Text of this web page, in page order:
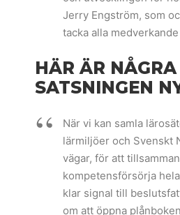
Jerry Engström, som
tacka alla
HÄR ÄR
SATSNINGEN
När vi kan samla
lärmiljöer och Svenskt
vägar, för att
kompetensförsörja
klar signal till
om att öppna